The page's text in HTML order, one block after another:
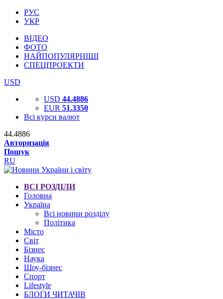
РУС
УКР
ВІДЕО
ФОТО
НАЙПОПУЛЯРНІШІ
СПЕЦПРОЕКТИ
USD
USD 44.4886
EUR 51.3350
Всі курси валют
44.4886
Авторизація
Пошук
RU
ВСІ РОЗДІЛИ
Головна
Україна
Всі новини розділу
Політика
Місто
Світ
Бізнес
Наука
Шоу-бізнес
Спорт
Lifestyle
БЛОГИ ЧИТАЧІВ